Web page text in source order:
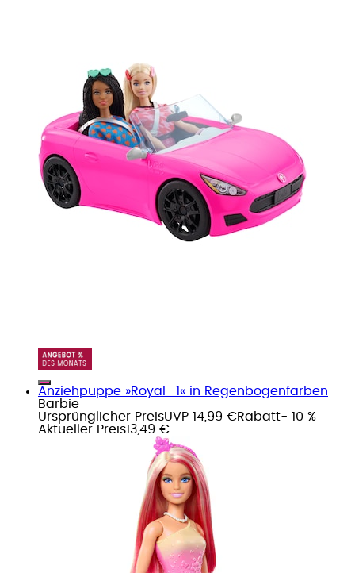
Anziehpuppe »Royal_1« in Regenbogenfarben
Barbie
Ursprünglicher PreisUVP 14,99 €Rabatt- 10 %
Aktueller Preis13,49 €